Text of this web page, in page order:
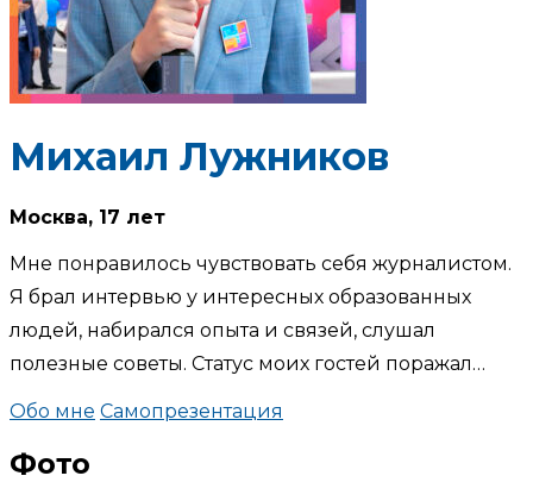
Михаил Лужников
Москва, 17 лет
Мне понравилось чувствовать себя журналистом.
Я брал интервью у интересных образованных
людей, набирался опыта и связей, слушал
полезные советы. Статус моих гостей поражал…
Обо мне Самопрезентация
Фото